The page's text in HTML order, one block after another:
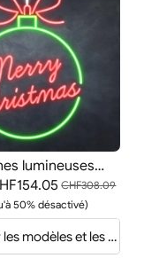
Enseignes lumineuses de Noël
CHF308.09
50% désactivé)
modèles et les devis